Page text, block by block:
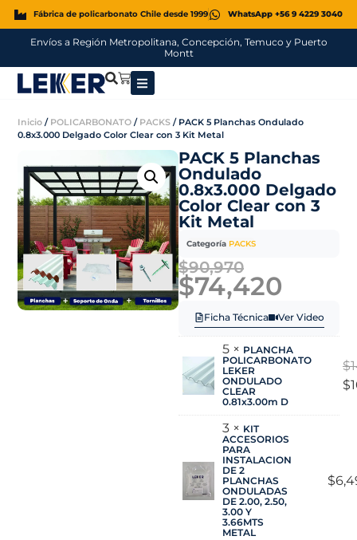
Fábrica de policarbonato Chile desde 1999 WhatsApp +56 9 4229 3040
Envíos a Región Metropolitana, Concepción, Temuco y Puerto
Montt
Inicio / POLICARBONATO / PACKS / PACK 5 Planchas Ondulado
0.8x3.000 Delgado Color Clear con 3 Kit Metal
PACK 5 Planchas
Ondulado
0.8x3.000 Delgado
Color Clear con 3
Kit Metal
Categoría PACKS
$90,970
$74,420
Ficha Técnica Ver Video
5 × PLANCHA
POLICARBONATO
LEKER
ONDULADO
CLEAR
0.81x3.00m D
$
$
3 × KIT
ACCESORIOS
PARA
INSTALACION
DE 2
PLANCHAS
ONDULADAS
DE 2.00, 2.50,
3.00 Y
3.66MTS
METAL
$